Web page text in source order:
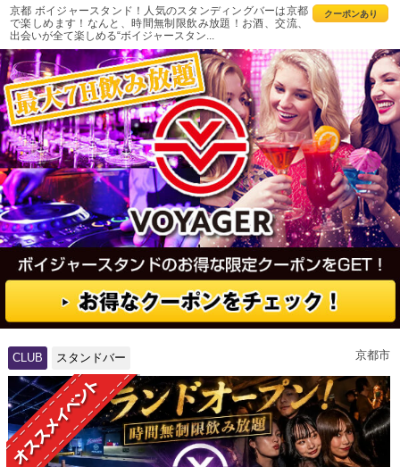
クーポンあり
京都 ボイジャースタンド！人気のスタンディングバーは京都
で楽しめます！なんと、時間無制限飲み放題！お酒、交流、
出会いが全て楽しめる“ボイジャースタン...
CLUB スタンドバー 京都市